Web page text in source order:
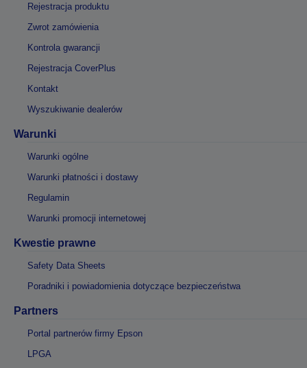
Rejestracja produktu
Zwrot zamówienia
Kontrola gwarancji
Rejestracja CoverPlus
Kontakt
Wyszukiwanie dealerów
Warunki
Warunki ogólne
Warunki płatności i dostawy
Regulamin
Warunki promocji internetowej
Kwestie prawne
Safety Data Sheets
Poradniki i powiadomienia dotyczące bezpieczeństwa
Partners
Portal partnerów firmy Epson
LPGA